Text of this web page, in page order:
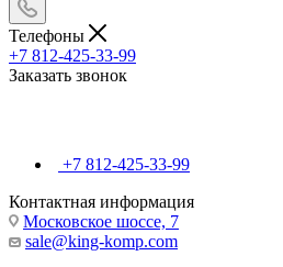
Телефоны
+7 812-425-33-99
Заказать звонок
+7 812-425-33-99
Контактная информация
Московское шоссе, 7
sale@king-komp.com